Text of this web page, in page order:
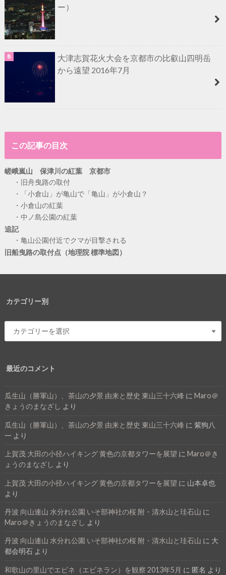
ー）
大津志賀花火大会を京都市の比叡山四明岳
から遠望 2016年7月
この記事の目次
嵯峨嵐山 保津川の紅葉 京都市
旧舟曳路の取付
「小倉山」が亀山で「亀山」が小倉山？
小倉山の紅葉
中ノ島公園の紅葉
追記
亀山公園付近でクマが目撃される
旧船曳路の取付点（地理院 標準地図）
カテゴリー別
最近のコメント
瓜生山（勝軍山）、茶山の夕景 由来と歴史 東山三十六峰 に Maro＠
きょうのまなざし より
瓜生山（勝軍山）、茶山の夕景 由来と歴史 東山三十六峰 に 紫狗八
一 より
上賀茂 大田の小径ハイキング 黄色の京都タワーを展望 に Maro＠き
ょうのまなざし より
上賀茂 大田の小径ハイキング 黄色の京都タワーを展望 に 山本卓也
より
丹波 向山連山 水分れ公園 いそ部神社の桜 附・清水山と珪石山 に
Maro＠きょうのまなざし より
丹波 向山連山 水分れ公園 いそ部神社の桜 附・清水山と珪石山 に 大
都会明石より
和歌山の里山でエビネ（エビネラン）を観察 2013年5月 に 匿名 より